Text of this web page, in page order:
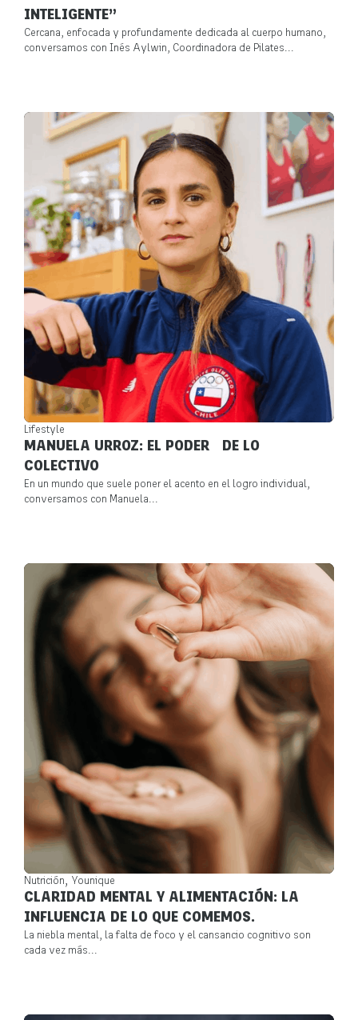
INTELIGENTE”
Cercana, enfocada y profundamente dedicada al cuerpo humano,
conversamos con Inés Aylwin, Coordinadora de Pilates...
Lifestyle
MANUELA URROZ: EL PODER DE LO
COLECTIVO
En un mundo que suele poner el acento en el logro individual,
conversamos con Manuela...
Nutrición Younique
CLARIDAD MENTAL Y ALIMENTACIÓN: LA
INFLUENCIA DE LO QUE COMEMOS.
La niebla mental, la falta de foco y el cansancio cognitivo son
cada vez más...